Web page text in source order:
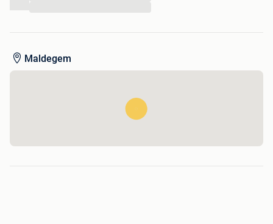
Maldegem